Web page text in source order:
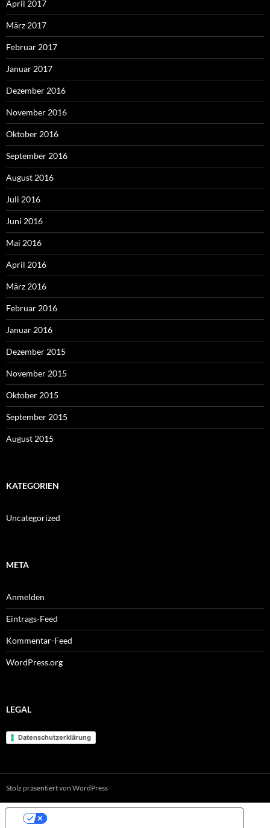
April 2017
März 2017
Februar 2017
Januar 2017
Dezember 2016
November 2016
Oktober 2016
September 2016
August 2016
Juli 2016
Juni 2016
Mai 2016
April 2016
März 2016
Februar 2016
Januar 2016
Dezember 2015
November 2015
Oktober 2015
September 2015
August 2015
KATEGORIEN
Uncategorized
META
Anmelden
Eintrags-Feed
Kommentar-Feed
WordPress.org
LEGAL
Datenschutzerklärung
Stolz präsentiert von WordPress
IHRE DATENSCHUTZEINSTELLUNGEN